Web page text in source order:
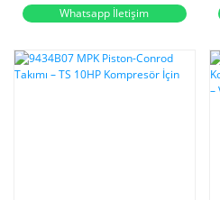
Whatsapp İletişim